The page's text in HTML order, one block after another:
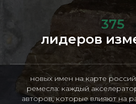
375
лидеров
новых имен на карте
ремесла: каждый
авторов, которые влияют на